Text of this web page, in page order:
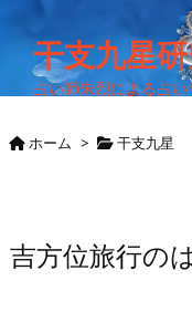
干支九星
占い師朱烈による占い
ホーム > 干支九星
吉方位旅行の